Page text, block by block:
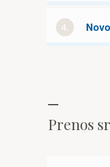
4.
Prenos